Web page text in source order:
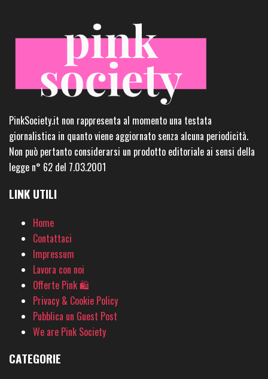
PinkSociety.it non rappresenta al momento una testata
giornalistica in quanto viene aggiornato senza alcuna periodicità.
Non può pertanto considerarsi un prodotto editoriale ai sensi della
legge n° 62 del 7.03.2001
LINK UTILI
Home
Contattaci
Impressum
Lavora con noi
Offerte Pink 🛍
Privacy & Cookie Policy
Pubblica un Guest Post
We are Pink Society
CATEGORIE